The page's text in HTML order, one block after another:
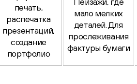
печать,
распечатка
презентаций,
создание
портфолио
мало мелких
деталей. Для
прослеживания
фактуры бумаги